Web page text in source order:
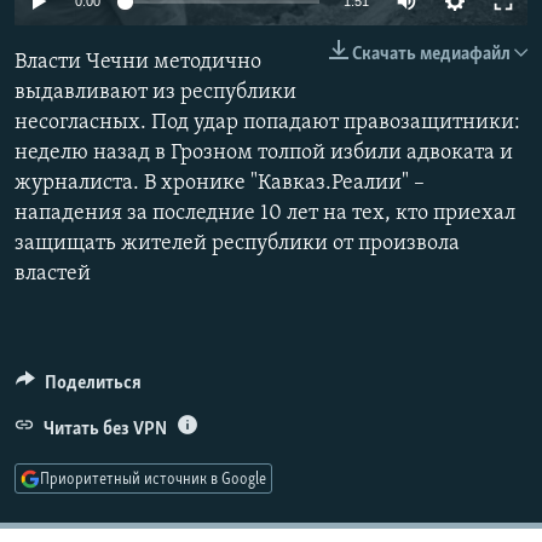
РАСПИСАНИЕ ВЕЩАНИЯ
ПОДПИШИТЕСЬ НА РАССЫЛКУ
СОЦИАЛЬНЫЕ СЕТИ 270p
404p
1080p
Скачать медиафайл
Власти Чечни методично
выдавливают из республики
несогласных. Под удар попадают правозащитники:
неделю назад в Грозном толпой избили адвоката и
журналиста. В хронике "Кавказ.Реалии" –
нападения за последние 10 лет на тех, кто приехал
защищать жителей республики от произвола
властей
Поделиться
Читать без VPN
Приоритетный источник в Google